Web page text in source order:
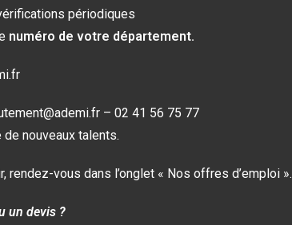
périodiques
numéro de votre département.
– 02 41 56 75 77
nouveaux talents.
rendez-vous dans l’onglet « Nos offres d’emploi ».
un devis ?